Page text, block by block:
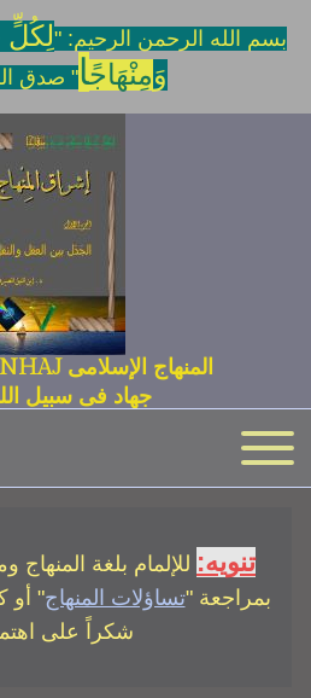
بسم الله الرحمن الرحيم: "لِكُلٍّ
وَمِنْهَاجًا" صدق
المنهاج الإسلامى ISLAMIC MINHAJ
جهاد فى سبيل
Main navigation
Toggle main menu
تنويه: للإلمام بلغة
بمراجعة "تساؤلات المنهاج" أو
شكراً على